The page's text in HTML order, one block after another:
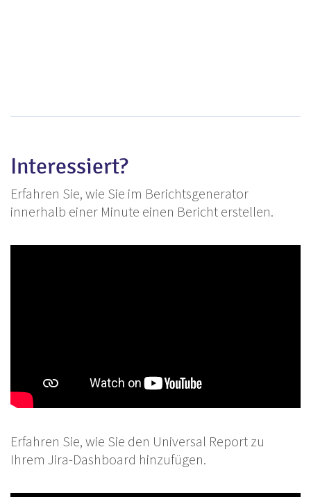
Interessiert?
Erfahren Sie, wie Sie im Berichtsgenerator
innerhalb einer Minute einen Bericht erstellen.
Erfahren Sie, wie Sie den Universal Report zu
Ihrem Jira-Dashboard hinzufügen.